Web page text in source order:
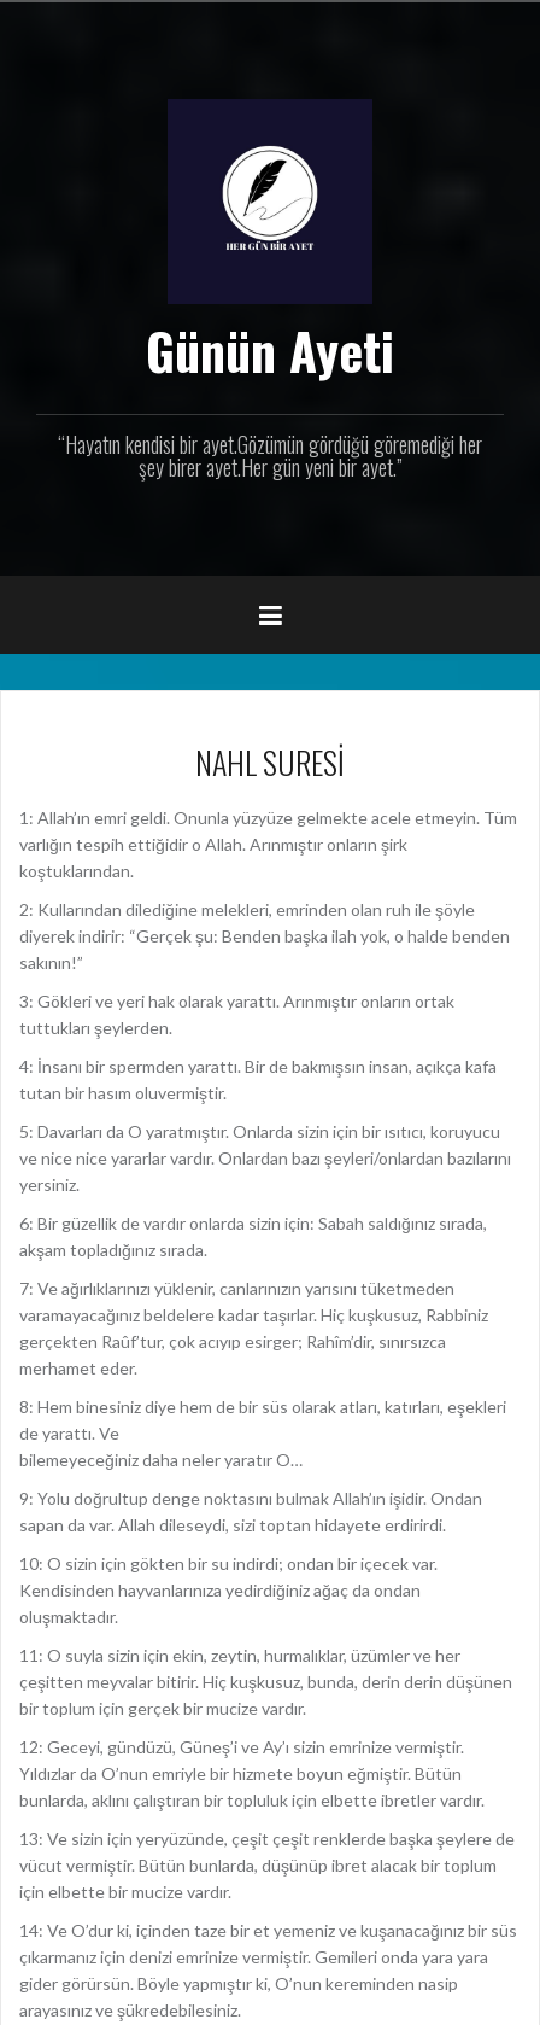
Günün Ayeti
“Hayatın kendisi bir ayet.Gözümün gördüğü göremediği her
şey birer ayet.Her gün yeni bir ayet.”
NAHL SURESİ
1: Allah’ın emri geldi. Onunla yüzyüze gelmekte acele etmeyin. Tüm
varlığın tespih ettiğidir o Allah. Arınmıştır onların şirk
koştuklarından.
2: Kullarından dilediğine melekleri, emrinden olan ruh ile şöyle
diyerek indirir: “Gerçek şu: Benden başka ilah yok, o halde benden
sakının!”
3: Gökleri ve yeri hak olarak yarattı. Arınmıştır onların ortak
tuttukları şeylerden.
4: İnsanı bir spermden yarattı. Bir de bakmışsın insan, açıkça kafa
tutan bir hasım oluvermiştir.
5: Davarları da O yaratmıştır. Onlarda sizin için bir ısıtıcı, koruyucu
ve nice nice yararlar vardır. Onlardan bazı şeyleri/onlardan bazılarını
yersiniz.
6: Bir güzellik de vardır onlarda sizin için: Sabah saldığınız sırada,
akşam topladığınız sırada.
7: Ve ağırlıklarınızı yüklenir, canlarınızın yarısını tüketmeden
varamayacağınız beldelere kadar taşırlar. Hiç kuşkusuz, Rabbiniz
gerçekten Raûf’tur, çok acıyıp esirger; Rahîm’dir, sınırsızca
merhamet eder.
8: Hem binesiniz diye hem de bir süs olarak atları, katırları, eşekleri
de yarattı. Ve
bilemeyeceğiniz daha neler yaratır O…
9: Yolu doğrultup denge noktasını bulmak Allah’ın işidir. Ondan
sapan da var. Allah dileseydi, sizi toptan hidayete erdirirdi.
10: O sizin için gökten bir su indirdi; ondan bir içecek var.
Kendisinden hayvanlarınıza yedirdiğiniz ağaç da ondan
oluşmaktadır.
11: O suyla sizin için ekin, zeytin, hurmalıklar, üzümler ve her
çeşitten meyvalar bitirir. Hiç kuşkusuz, bunda, derin derin düşünen
bir toplum için gerçek bir mucize vardır.
12: Geceyi, gündüzü, Güneş’i ve Ay’ı sizin emrinize vermiştir.
Yıldızlar da O’nun emriyle bir hizmete boyun eğmiştir. Bütün
bunlarda, aklını çalıştıran bir topluluk için elbette ibretler vardır.
13: Ve sizin için yeryüzünde, çeşit çeşit renklerde başka şeylere de
vücut vermiştir. Bütün bunlarda, düşünüp ibret alacak bir toplum
için elbette bir mucize vardır.
14: Ve O’dur ki, içinden taze bir et yemeniz ve kuşanacağınız bir süs
çıkarmanız için denizi emrinize vermiştir. Gemileri onda yara yara
gider görürsün. Böyle yapmıştır ki, O’nun kereminden nasip
arayasınız ve şükredebilesiniz.